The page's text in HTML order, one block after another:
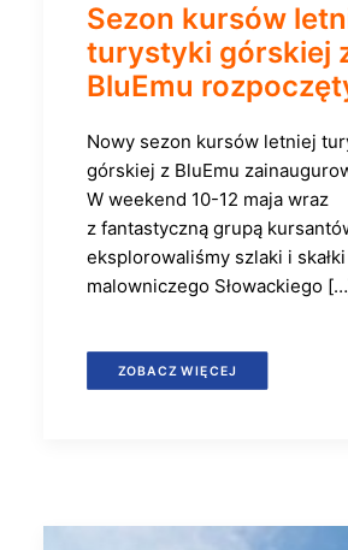
Sezon kursów
turystyki górskiej
BluEmu
Nowy sezon kursów letniej
górskiej z BluEmu
W weekend 10-12 maja wraz
z fantastyczną grupą
eksplorowaliśmy szlaki i skałki
malowniczego Słowackiego
ZOBACZ WIĘCEJ